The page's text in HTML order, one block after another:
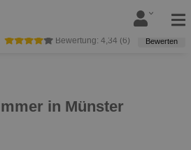
in Münster
Bewertung: 4,34 (6) Bewerten